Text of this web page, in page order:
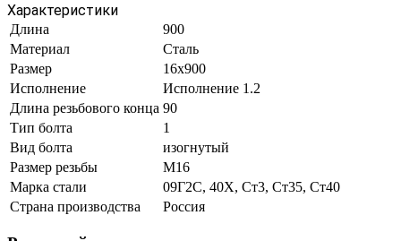
Характеристики
Длина
900
Материал
Сталь
Размер
16х900
Исполнение
Исполнение 1.2
Длина резьбового конца 90
Тип болта
1
Вид болта
изогнутый
Размер резьбы
М16
Марка стали
09Г2С, 40Х, Ст3, Ст35, Ст40
Страна производства
Россия